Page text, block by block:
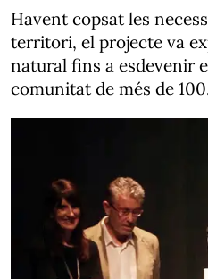
Havent copsat les
territori, el projecte va
natural fins a esdevenir
comunitat de més de